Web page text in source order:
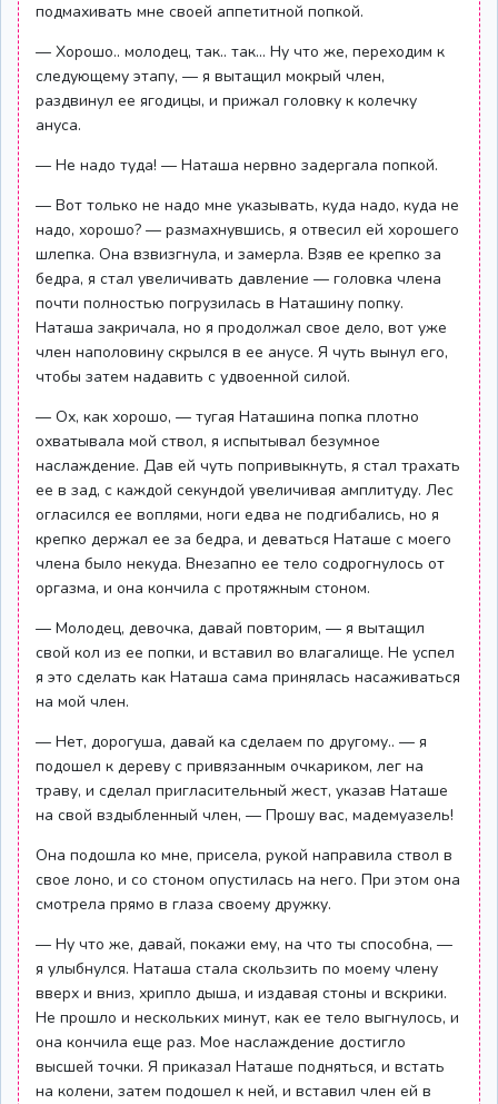
подмахивать мне своей аппетитной попкой.
— Хорошо.. молодец, так.. так... Ну что же, переходим к
следующему этапу, — я вытащил мокрый член,
раздвинул ее ягодицы, и прижал головку к колечку
ануса.
— Не надо туда! — Наташа нервно задергала попкой.
— Вот только не надо мне указывать, куда надо, куда не
надо, хорошо? — размахнувшись, я отвесил ей хорошего
шлепка. Она взвизгнула, и замерла. Взяв ее крепко за
бедра, я стал увеличивать давление — головка члена
почти полностью погрузилась в Наташину попку.
Наташа закричала, но я продолжал свое дело, вот уже
член наполовину скрылся в ее анусе. Я чуть вынул его,
чтобы затем надавить с удвоенной силой.
— Ох, как хорошо, — тугая Наташина попка плотно
охватывала мой ствол, я испытывал безумное
наслаждение. Дав ей чуть попривыкнуть, я стал трахать
ее в зад, с каждой секундой увеличивая амплитуду. Лес
огласился ее воплями, ноги едва не подгибались, но я
крепко держал ее за бедра, и деваться Наташе с моего
члена было некуда. Внезапно ее тело содрогнулось от
оргазма, и она кончила с протяжным стоном.
— Молодец, девочка, давай повторим, — я вытащил
свой кол из ее попки, и вставил во влагалище. Не успел
я это сделать как Наташа сама принялась насаживаться
на мой член.
— Нет, дорогуша, давай ка сделаем по другому.. — я
подошел к дереву с привязанным очкариком, лег на
траву, и сделал пригласительный жест, указав Наташе
на свой вздыбленный член, — Прошу вас, мадемуазель!
Она подошла ко мне, присела, рукой направила ствол в
свое лоно, и со стоном опустилась на него. При этом она
смотрела прямо в глаза своему дружку.
— Ну что же, давай, покажи ему, на что ты способна, —
я улыбнулся. Наташа стала скользить по моему члену
вверх и вниз, хрипло дыша, и издавая стоны и вскрики.
Не прошло и нескольких минут, как ее тело выгнулось, и
она кончила еще раз. Мое наслаждение достигло
высшей точки. Я приказал Наташе подняться, и встать
на колени, затем подошел к ней, и вставил член ей в